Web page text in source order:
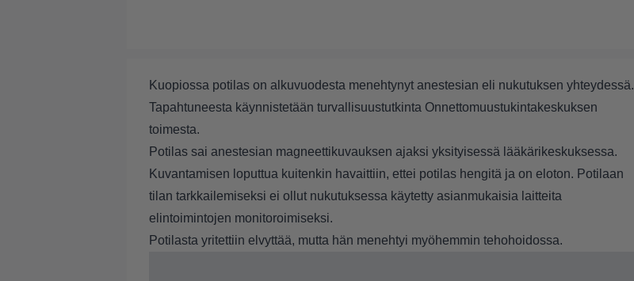
Kuopiossa potilas on alkuvuodesta menehtynyt anestesian eli nukutuksen yhteydessä.
Tapahtuneesta käynnistetään turvallisuustutkinta Onnettomuustukintakeskuksen
toimesta.
Potilas sai anestesian magneettikuvauksen ajaksi yksityisessä lääkärikeskuksessa.
Kuvantamisen loputtua kuitenkin havaittiin, ettei potilas hengitä ja on eloton. Potilaan
tilan tarkkailemiseksi ei ollut nukutuksessa käytetty asianmukaisia laitteita
elintoimintojen monitoroimiseksi.
Potilasta yritettiin elvyttää, mutta hän menehtyi myöhemmin tehohoidossa.